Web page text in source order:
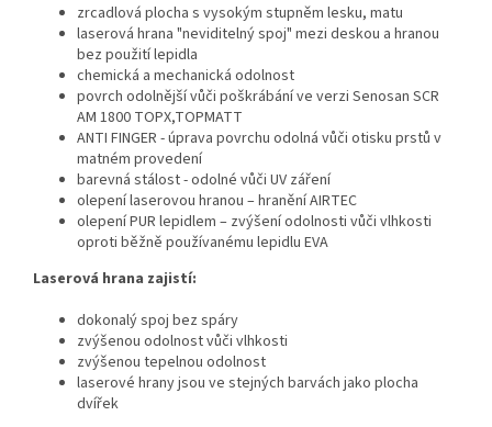
zrcadlová plocha s vysokým stupněm lesku, matu
laserová hrana "neviditelný spoj" mezi deskou a hranou
bez použití lepidla
chemická a mechanická odolnost
povrch odolnější vůči poškrábání ve verzi Senosan SCR
AM 1800 TOPX,TOPMATT
ANTI FINGER - úprava povrchu odolná vůči otisku prstů v
matném provedení
barevná stálost - odolné vůči UV záření
olepení laserovou hranou – hranění AIRTEC
olepení PUR lepidlem – zvýšení odolnosti vůči vlhkosti
oproti běžně používanému lepidlu EVA
Laserová hrana zajistí:
dokonalý spoj bez spáry
zvýšenou odolnost vůči vlhkosti
zvýšenou tepelnou odolnost
laserové hrany jsou ve stejných barvách jako plocha
dvířek